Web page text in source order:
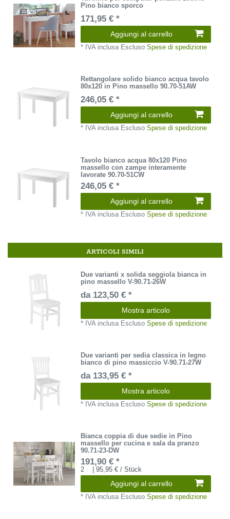
Pino bianco sporco
171,95 € *
Aggiungi al carrello
* IVA inclusa EsclusoSpese di spedizione
Rettangolare solido bianco acqua tavolo
80x120 in Pino massello 90.70-51AW
246,05 € *
Aggiungi al carrello
* IVA inclusaEsclusoSpese di spedizione
Tavolo bianco acqua 80x120 Pino
massello con zampe interamente
lavorate 90.70-51CW
246,05 € *
Aggiungi al carrello
* IVA inclusa EsclusoSpese di spedizione
ARTICOLI SIMILI
Due varianti x solida seggiola bianca in
pino massello V-90.71-26W
da 123,50 € *
Mostra articolo
* IVA inclusa EsclusoSpese di spedizione
Due varianti per sedia classica in legno
bianco di pino massiccio V-90.71-27W
da 133,95 € *
Mostra articolo
* IVA inclusaEsclusoSpese di spedizione
Bianca coppia di due sedie in Pino
massello per cucina e sala da pranzo
90.71-23-DW
191,90 € *
2 | 95,95 € / Stück
Aggiungi al carrello
* IVA inclusaEsclusoSpese di spedizione